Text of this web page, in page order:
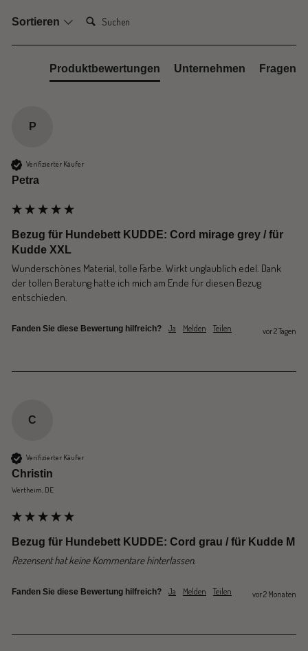
Sortieren Suchen:
Produktbewertungen Unternehmen Fragen
P
Verifizierter Käufer
Petra
Bezug für Hundebett KUDDE: Cord mirage grey / für
Kudde XXL
Wunderschönes Material, tolle Farbe. Wirkt unglaublich edel. Dank
der tollen Beratung hatte ich mich am Ende für diesen Bezug
entschieden.
Fanden Sie diese Bewertung hilfreich? Ja Melden Teilen vor 2 Tagen
C
Verifizierter Käufer
Christin
Wertheim, DE
Bezug für Hundebett KUDDE: Cord grau / für Kudde M
Rezensent hat keine Kommentare hinterlassen.
Fanden Sie diese Bewertung hilfreich? Ja Melden Teilen vor 2 Monaten